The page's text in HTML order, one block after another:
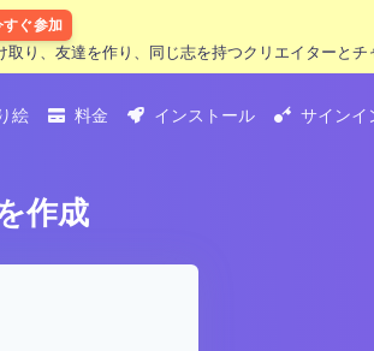
すぐ参加
り、友達を作り、同じ志を持つクリエイターとチ
絵 料金 インストール サインイ
作成